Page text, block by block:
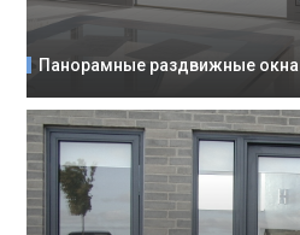
Панорамные раздвижные окна